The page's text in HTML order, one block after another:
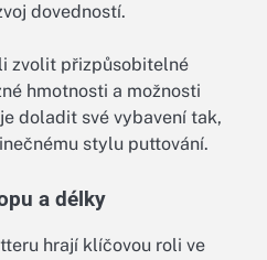
dovedností.
zvolit přizpůsobitelné
hmotnosti a možnosti
doladit své vybavení tak,
stylu puttování.
a délky
hrají klíčovou roli ve